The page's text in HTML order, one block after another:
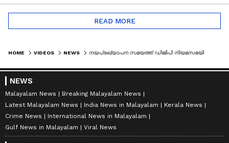
READ MORE
HOME VIDEOS NEWS
NEWS
Malayalam News
Breaking Malayalam News
Latest Malayalam News
India News in Malayalam
Kerala News
Crime News
International News in Malayalam
Gulf News in Malayalam
Viral News